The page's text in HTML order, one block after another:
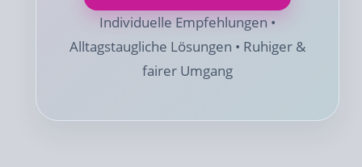
Individuelle Empfehlungen •
Alltagstaugliche Lösungen • Ruhiger &
fairer Umgang